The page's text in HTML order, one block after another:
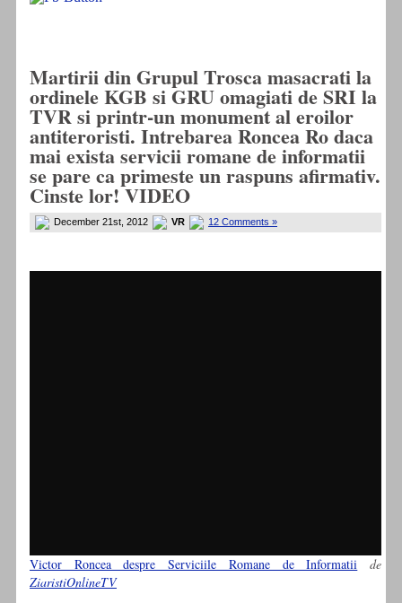
Martirii din Grupul Trosca masacrati la
ordinele KGB si GRU omagiati de SRI la
TVR si printr-un monument al eroilor
antiteroristi. Intrebarea Roncea Ro daca
mai exista servicii romane de informatii
se pare ca primeste un raspuns afirmativ.
Cinste lor! VIDEO
December 21st, 2012 VR 12 Comments »
Victor Roncea despre Serviciile Romane de Informatii
de
ZiaristiOnlineTV